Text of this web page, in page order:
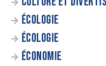
ÉCOLOGIE
ÉCOLOGIE
ÉCONOMIE